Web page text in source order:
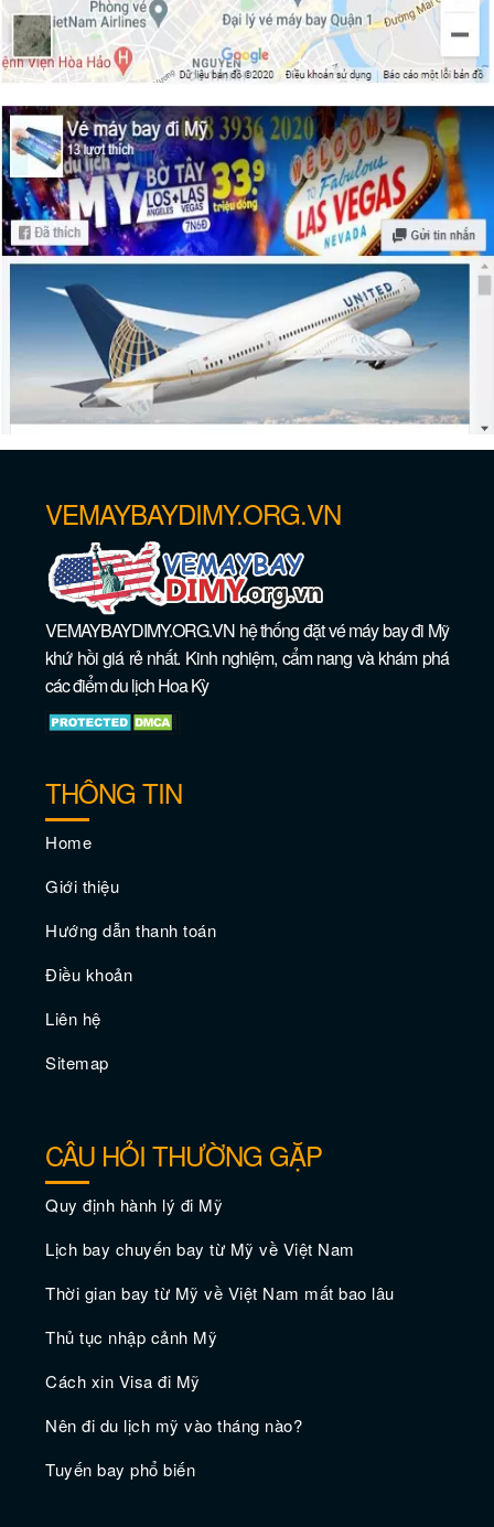
7 nhà nghỉ được yêu thích nhất ở Miami
48 giờ du lịch ở Miami
Khu phố hàng đầu bạn cần biết trong
10 nơi nghỉ ngơi cuối tuần tốt nhất từ ​​
VEMAYBAYDIMY.ORG.VN
VEMAYBAYDIMY.ORG.VN hệ thống đặt vé máy bay đi Mỹ
khứ hồi giá rẻ nhất. Kinh nghiệm, cẩm nang và khám phá
các điểm du lịch Hoa Kỳ
THÔNG TIN
Home
Giới thiệu
Hướng dẫn thanh toán
Điều khoản
Liên hệ
Sitemap
CÂU HỎI THƯỜNG GẶP
Quy định hành lý đi Mỹ
Lịch bay chuyến bay từ Mỹ về Việt Nam
Thời gian bay từ Mỹ về Việt Nam mất bao lâu
Thủ tục nhập cảnh Mỹ
Cách xin Visa đi Mỹ
Nên đi du lịch mỹ vào tháng nào?
Tuyến bay phổ biến